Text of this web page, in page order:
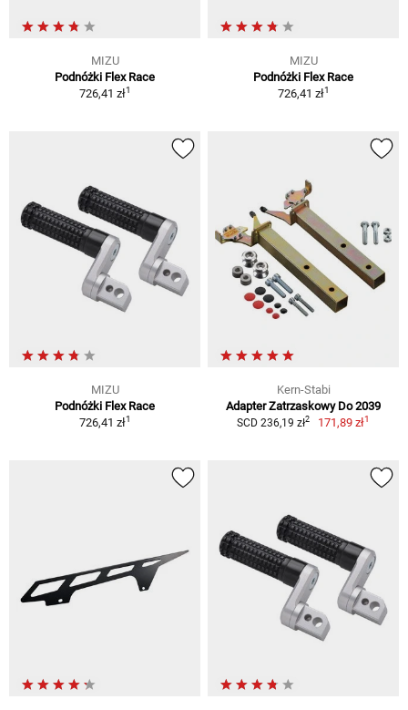
MIZU
Podnóżki Flex Race
726,41 zł1
MIZU
Podnóżki Flex Race
726,41 zł1
MIZU
Podnóżki Flex Race
726,41 zł1
Kern-Stabi
Adapter Zatrzaskowy Do 2039
SCD 236,19 zł2 171,89 zł1